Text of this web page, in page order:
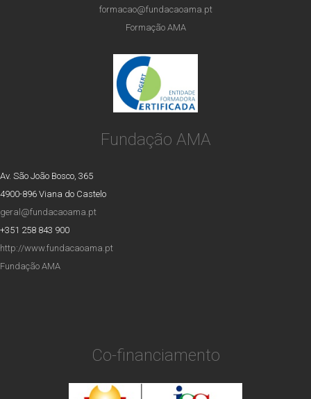
formacao@fundacaoama.pt
Formação AMA
Fundação AMA
Av. São João Bosco, 365
4900-896 Viana do Castelo
geral@fundacaoama.pt
+351 258 843 900
http://www.fundacaoama.pt
Fundação AMA
Co-financiamento